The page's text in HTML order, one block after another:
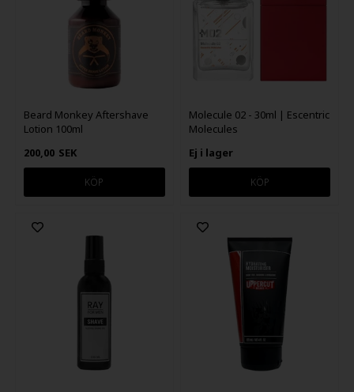
Beard Monkey Aftershave
Lotion 100ml
200,00 SEK
Molecule 02 - 30ml | Escentric
Molecules
Ej i lager